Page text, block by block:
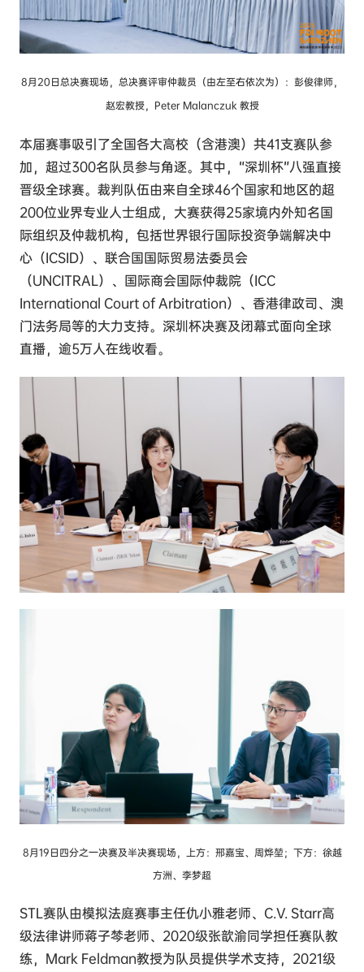
8月20日总决赛现场，总决赛评审仲裁员（由左至右依次为）：彭俊律师，
赵宏教授，Peter Malanczuk 教授
本届赛事吸引了全国各大高校（含港澳）共41支赛队参
加，超过300名队员参与角逐。其中，“深圳杯”八强直接
晋级全球赛。裁判队伍由来自全球46个国家和地区的超
200位业界专业人士组成，大赛获得25家境内外知名国
际组织及仲裁机构，包括世界银行国际投资争端解决中
心（ICSID）、联合国国际贸易法委员会
（UNCITRAL）、国际商会国际仲裁院（ICC
International Court of Arbitration）、香港律政司、澳
门法务局等的大力支持。深圳杯决赛及闭幕式面向全球
直播，逾5万人在线收看。
8月19日四分之一决赛及半决赛现场，上方：邢嘉宝、周烨堃；下方：徐越
方洲、李梦超
STL赛队由模拟法庭赛事主任仇小雅老师、C.V. Starr高
级法律讲师蒋子棽老师、2020级张歆渝同学担任赛队教
练，Mark Feldman教授为队员提供学术支持，2021级